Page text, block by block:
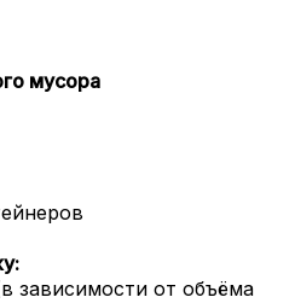
мусора
зависимости от объёма